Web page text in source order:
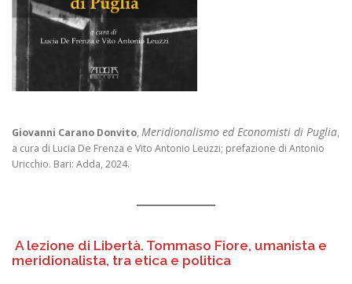
Giovanni Carano Donvito, Meridionalismo ed Economisti di Puglia,
a cura di Lucia De Frenza e Vito Antonio Leuzzi; prefazione di Antonio
Uricchio. Bari: Adda, 2024.
A lezione di Libertà. Tommaso Fiore, umanista e
meridionalista, tra etica e politica